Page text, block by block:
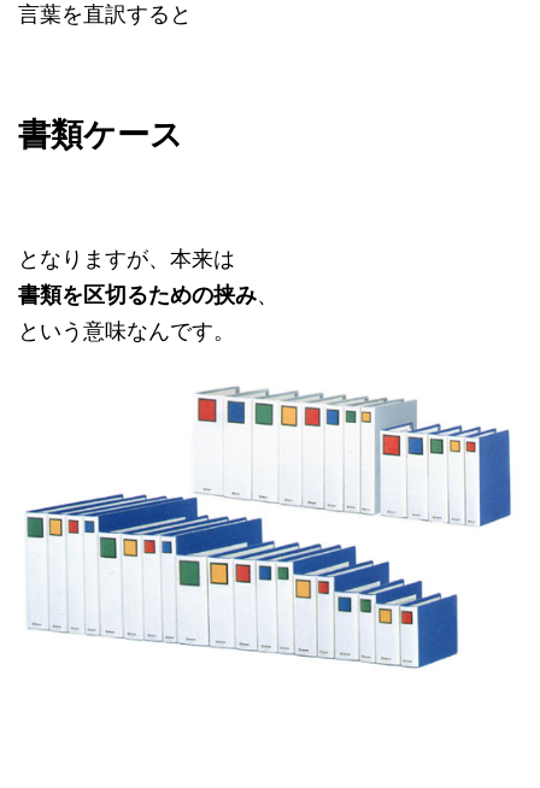
言葉を直訳すると
書類ケース
となりますが、本来は
書類を区切るための挟み、
という意味なんです。